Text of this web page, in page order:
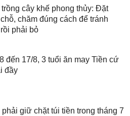
cây khế phong thủy: Đặt
chăm đúng cách để tránh
phải bỏ
đến 17/8, 3 tuổi ăn may Tiền cứ
đầy
phải giữ chặt túi tiền trong tháng 7